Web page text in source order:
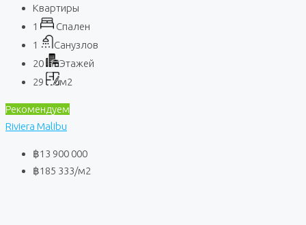
Квартиры
1
Спален
1
Санузлов
20
Этажей
29
м2
Рекомендуем
Riviera Malibu
฿13 900 000
฿185 333/м2